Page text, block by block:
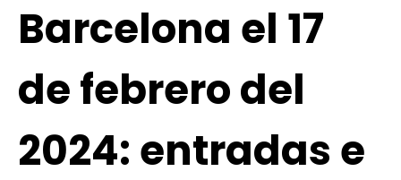
Barcelona el 17
de febrero del
2024: entradas e